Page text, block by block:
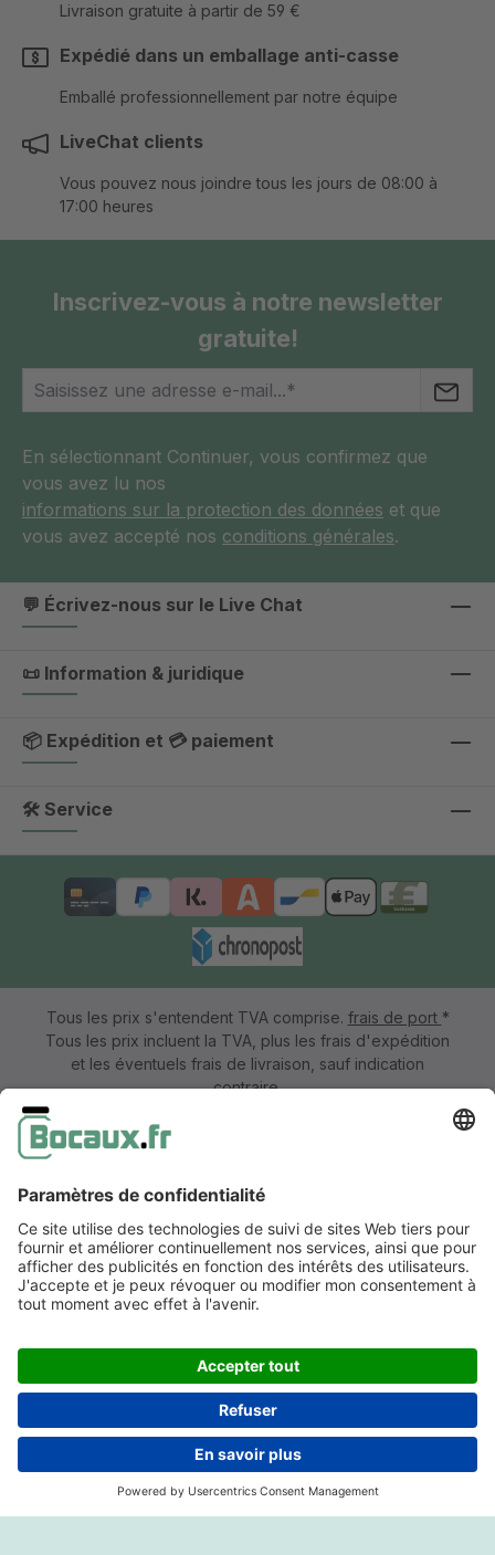
Livraison gratuite à partir de 59 €
Expédié dans un emballage anti-casse
Emballé professionnellement par notre équipe
LiveChat clients
Vous pouvez nous joindre tous les jours de 08:00 à
17:00 heures
Inscrivez-vous à notre newsletter
gratuite!
En sélectionnant Continuer, vous confirmez que
vous avez lu nos
informations sur la protection des données et que
vous avez accepté nos conditions générales.
💬 Écrivez-nous sur le Live Chat
📜 Information & juridique
📦 Expédition et 💳 paiement
🛠 Service
Tous les prix s'entendent TVA comprise. frais de port *
Tous les prix incluent la TVA, plus les frais d'expédition
et les éventuels frais de livraison, sauf indication
contraire.
Information & formulaire de rétractation
CGV avec informations aux clients
Déclaration de confidentialité
Accessibilité